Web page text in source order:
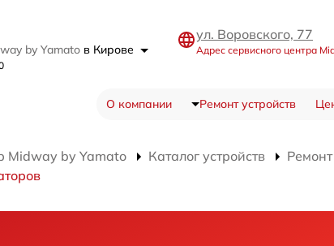
by Yamato в Кирове
ул. Воровского, 77
Адрес сервисного центра
О компании Ремонт устройств
Midway by Yamato Каталог устройств